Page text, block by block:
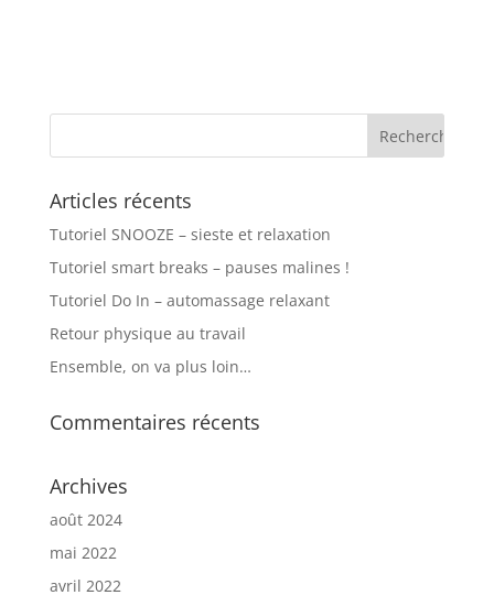
Articles récents
Tutoriel SNOOZE – sieste et relaxation
Tutoriel smart breaks – pauses malines !
Tutoriel Do In – automassage relaxant
Retour physique au travail
Ensemble, on va plus loin…
Commentaires récents
Archives
août 2024
mai 2022
avril 2022